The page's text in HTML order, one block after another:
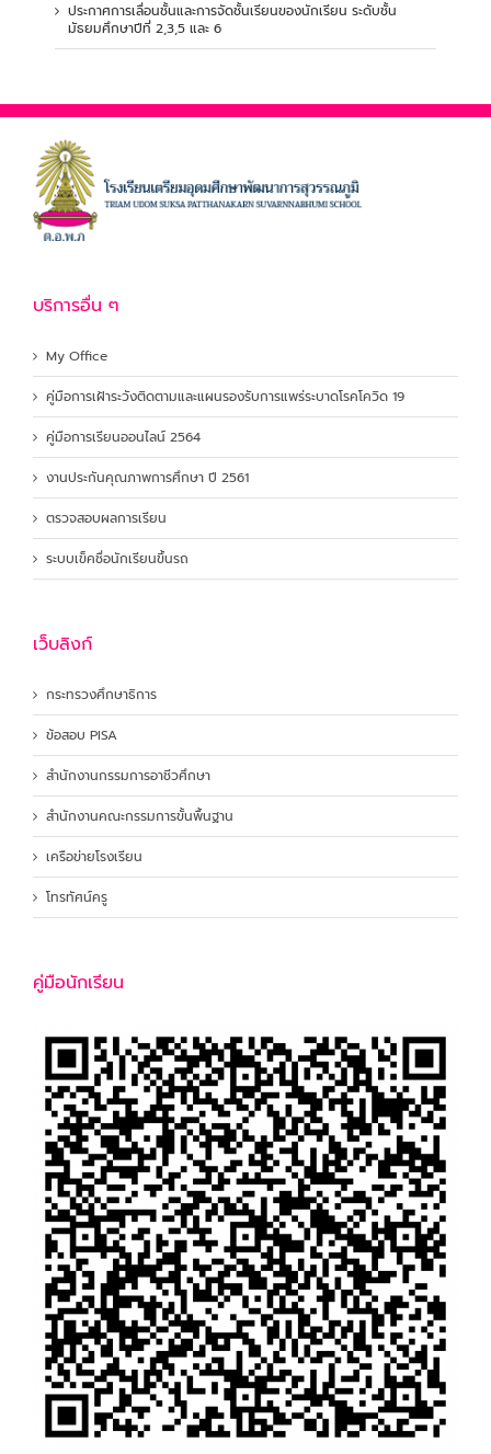
ประกาศการเลื่อนชั้นและการจัดชั้นเรียนของนักเรียน ระดับชั้น
มัธยมศึกษาปีที่ 2,3,5 และ 6
บริการอื่น ๆ
My Office
คู่มือการเฝ้าระวังติดตามและแผนรองรับการแพร่ระบาดโรคโควิด 19
คู่มือการเรียนออนไลน์ 2564
งานประกันคุณภาพการศึกษา ปี 2561
ตรวจสอบผลการเรียน
ระบบเข็คชื่อนักเรียนขึ้นรถ
เว็บลิงก์
กระทรวงศึกษาธิการ
ข้อสอบ PISA
สำนักงานกรรมการอาชีวศึกษา
สำนักงานคณะกรรมการขั้นพื้นฐาน
เครือข่ายโรงเรียน
โทรทัศน์ครู
คู่มือนักเรียน